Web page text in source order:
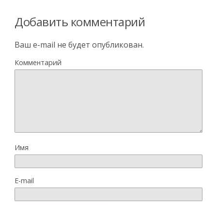
Добавить комментарий
Ваш e-mail не будет опубликован.
Комментарий
Имя
E-mail